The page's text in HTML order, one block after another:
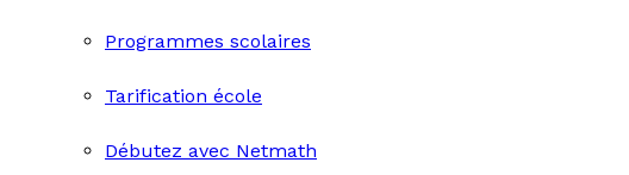
Programmes scolaires
Tarification école
Débutez avec Netmath